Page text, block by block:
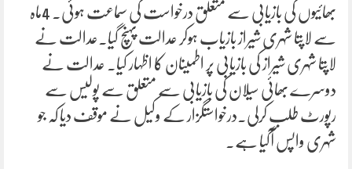
بھائیوں کی بازیابی سے متعلق درخواست کی سماعت ہوئی۔ 4ماہ
سے لاپتا شہری شیراز بازیاب ہوکر عدالت پہنچ گیا۔عدالت نے
لاپتا شہری شیراز کی بازیابی پر اطمینان کا اظہار کیا۔ عدالت نے
دوسرے بھائی سیلان کی بازیابی سے متعلق سے پولیس سے
رپورٹ طلب کرلی۔درخواستگزار کے وکیل نے موقف دیا کہ جو
شہری واپس آگیا ہے.